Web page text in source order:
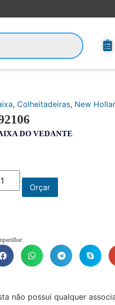
, Colheitadeiras, New
DO VEDANTE
Orçar
não possui qualquer